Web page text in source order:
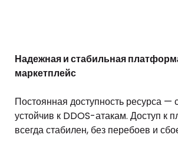
Надежная и стабильная
маркетплейс
Постоянная доступность ресурса
устойчив к DDOS-атакам. Доступ к
всегда стабилен, без перебоев и